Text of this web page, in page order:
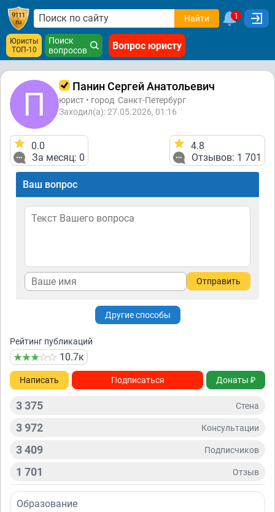
Найти 1
Юристы
ТОП-10
Поиск
вопросов
Вопрос юристу
Панин Сергей Анатольевич
юрист • город Санкт-Петербург
Заходил(а): 27.05.2026, 01:16
0.0
За месяц: 0
4.8
Отзывов: 1 701
Ваш вопрос
Отправить
Другие способы
Рейтинг публикаций
10.7к
Написать Подписаться Донаты ₽
3 375 Стена
3 972 Консультации
3 409 Подписчиков
1 701 Отзыв
Образование